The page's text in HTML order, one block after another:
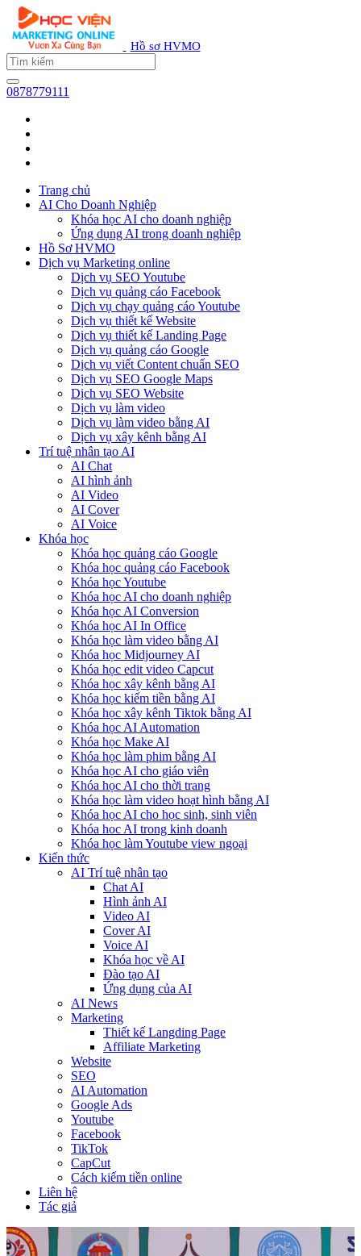
Hồ sơ HVMO
0878779111
Trang chủ
AI Cho Doanh Nghiệp
Khóa học AI cho doanh nghiệp
Ứng dụng AI trong doanh nghiệp
Hồ Sơ HVMO
Dịch vụ Marketing online
Dịch vụ SEO Youtube
Dịch vụ quảng cáo Facebook
Dịch vụ chạy quảng cáo Youtube
Dịch vụ thiết kế Website
Dịch vụ thiết kế Landing Page
Dịch vụ quảng cáo Google
Dịch vụ viết Content chuẩn SEO
Dịch vụ SEO Google Maps
Dịch vụ SEO Website
Dịch vụ làm video
Dịch vụ làm video bằng AI
Dịch vụ xây kênh bằng AI
Trí tuệ nhân tạo AI
AI Chat
AI hình ảnh
AI Video
AI Cover
AI Voice
Khóa học
Khóa học quảng cáo Google
Khóa học quảng cáo Facebook
Khóa học Youtube
Khóa học AI cho doanh nghiệp
Khóa học AI Conversion
Khóa học AI In Office
Khóa học làm video bằng AI
Khóa học Midjourney AI
Khóa học edit video Capcut
Khóa học xây kênh bằng AI
Khóa học kiếm tiền bằng AI
Khóa học xây kênh Tiktok bằng AI
Khóa học AI Automation
Khóa học Make AI
Khóa học làm phim bằng AI
Khóa học AI cho giáo viên
Khóa học AI cho thời trang
Khóa học làm video hoạt hình bằng AI
Khóa học AI cho học sinh, sinh viên
Khóa hoc AI trong kinh doanh
Khóa học làm Youtube view ngoại
Kiến thức
AI Trí tuệ nhân tạo
Chat AI
Hình ảnh AI
Video AI
Cover AI
Voice AI
Khóa học về AI
Đào tạo AI
Ứng dụng của AI
AI News
Marketing
Thiết kế Langding Page
Affiliate Marketing
Website
SEO
AI Automation
Google Ads
Youtube
Facebook
TikTok
CapCut
Cách kiếm tiền online
Liên hệ
Tác giả